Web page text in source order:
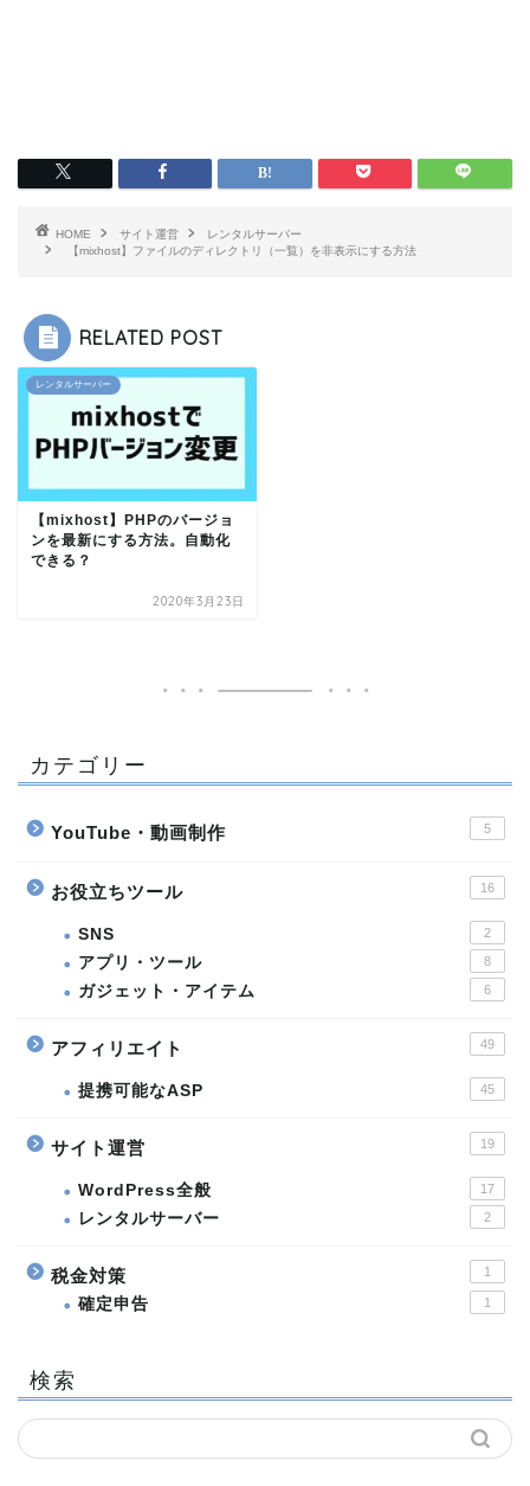
HOME サイト運営
レンタルサーバー
【mixhost】ファイルのディレクトリ（一覧）を非表示にする方法
RELATED POST
レンタルサーバー
【mixhost】PHPのバージョ
ンを最新にする方法。自動化
できる？
2020年3月23日
カテゴリー
YouTube・動画制作 5
お役立ちツール 16
SNS 2
アプリ・ツール 8
ガジェット・アイテム 6
アフィリエイト 49
提携可能なASP 45
サイト運営 19
WordPress全般 17
レンタルサーバー 2
税金対策 1
確定申告 1
検索